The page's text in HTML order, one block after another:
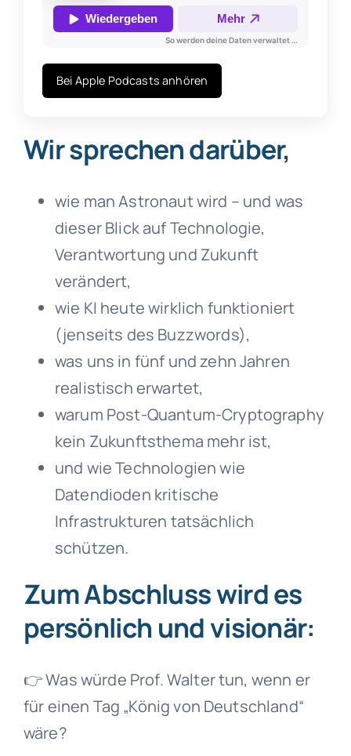
Bei Apple Podcasts anhören
Wir sprechen darüber,
wie man Astronaut wird – und was
dieser Blick auf Technologie,
Verantwortung und Zukunft
verändert,
wie KI heute wirklich funktioniert
(jenseits des Buzzwords),
was uns in fünf und zehn Jahren
realistisch erwartet,
warum Post-Quantum-Cryptography
kein Zukunftsthema mehr ist,
und wie Technologien wie
Datendioden kritische
Infrastrukturen tatsächlich
schützen.
Zum Abschluss wird es
persönlich und visionär:
👉 Was würde Prof. Walter tun, wenn er
für einen Tag „König von Deutschland“
wäre?